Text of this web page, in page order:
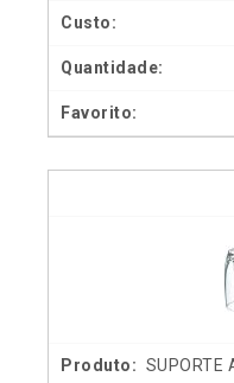
SUPORTE